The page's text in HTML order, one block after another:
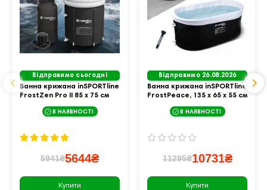
Відправимо сьогодні
Ванна крижана inSPORTline
FrostZen Pro II 85 х 75 см
В НАЯВНОСТІ
5941₴5644₴
Купити
Відправимо 26.08.2026
Ванна крижана inSPORTline
FrostPeace, 135 x 65 x 55 см
В НАЯВНОСТІ
11295₴10731₴
Купити